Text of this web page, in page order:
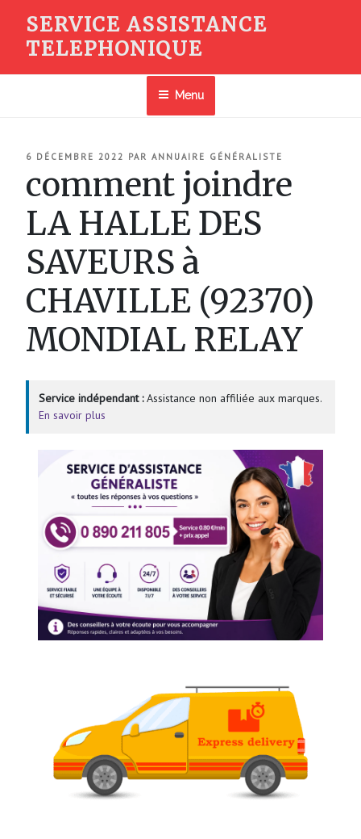
contenu
SERVICE ASSISTANCE
TELEPHONIQUE
Menu
PUBLIÉ
6 DÉCEMBRE 2022 PAR ANNUAIRE GÉNÉRALISTE
comment joindre
LA HALLE DES
SAVEURS à
CHAVILLE (92370)
MONDIAL RELAY
Service indépendant :Assistance non affiliée aux marques.
En savoir plus